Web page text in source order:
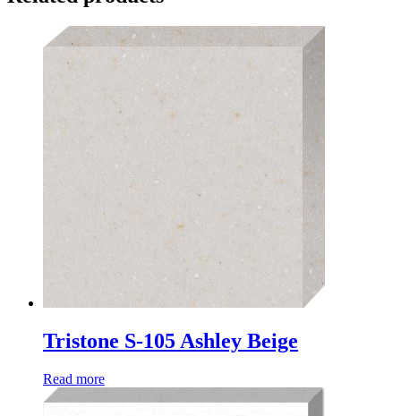
Tristone S-105 Ashley Beige
Read more